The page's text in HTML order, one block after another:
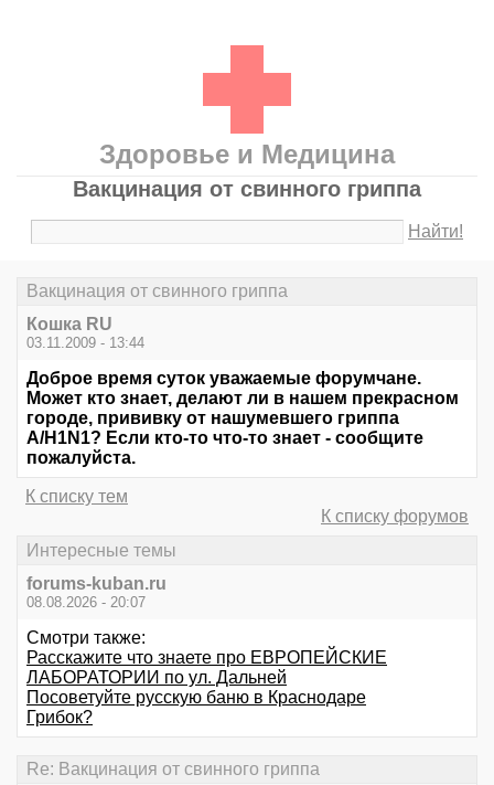
Здоровье и Медицина
Вакцинация от свинного гриппа
Найти!
Вакцинация от свинного гриппа
Кошка RU
03.11.2009 - 13:44
Доброе время суток уважаемые форумчане.
Может кто знает, делают ли в нашем прекрасном
городе, прививку от нашумевшего гриппа
A/H1N1? Если кто-то что-то знает - сообщите
пожалуйста.
К списку тем
К списку форумов
Интересные темы
forums-kuban.ru
08.08.2026 - 20:07
Смотри также:
Расскажите что знаете про ЕВРОПЕЙСКИЕ
ЛАБОРАТОРИИ по ул. Дальней
Посоветуйте русскую баню в Краснодаре
Грибок?
Re: Вакцинация от свинного гриппа